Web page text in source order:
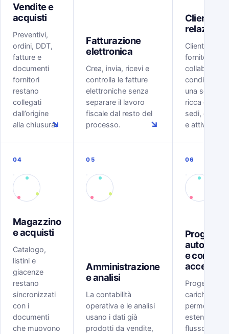
Vendite e
acquisti
Preventivi,
ordini, DDT,
fatture e
documenti
fornitori
restano
collegati
dall’origine
alla chiusura.
↘
Fatturazione
elettronica
Crea, invia, ricevi e
controlla le fatture
elettroniche senza
separare il lavoro
fiscale dal resto del
processo.
↘
Clienti e
relazioni
Clienti, lead,
fornitori e
collaboratori
condividono
una scheda
ricca di
sedi,
e attività.
04
Magazzino
e acquisti
Catalogo,
listini e
giacenze
restano
sincronizzati
con i
documenti
che muovono
05
Amministrazione
e analisi
La contabilità
operativa e le analisi
usano i dati già
prodotti da vendite,
06
Progetti,
e
accessi
Progetti,
carichi,
permessi
estendono il
flusso ERP